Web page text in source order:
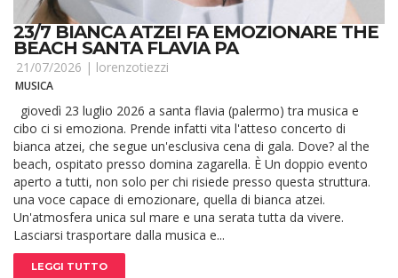
23/7 BIANCA ATZEI FA EMOZIONARE THE
BEACH SANTA FLAVIA PA
21/07/2026 | lorenzotiezzi
MUSICA
giovedì 23 luglio 2026 a santa flavia (palermo) tra musica e
cibo ci si emoziona. Prende infatti vita l'atteso concerto di
bianca atzei, che segue un'esclusiva cena di gala. Dove? al the
beach, ospitato presso domina zagarella. È Un doppio evento
aperto a tutti, non solo per chi risiede presso questa struttura.
una voce capace di emozionare, quella di bianca atzei.
Un'atmosfera unica sul mare e una serata tutta da vivere.
Lasciarsi trasportare dalla musica e...
LEGGI TUTTO